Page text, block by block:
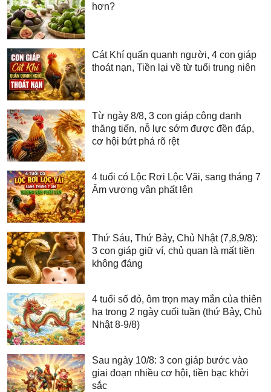
hơn?
Cát Khí quấn quanh người, 4 con giáp
thoát nạn, Tiền lại về từ tuổi trung niên
Từ ngày 8/8, 3 con giáp công danh
thăng tiến, nỗ lực sớm được đền đáp,
cơ hội bứt phá rõ rệt
4 tuổi có Lộc Rơi Lộc Vãi, sang tháng 7
Âm vượng vận phất lên
Thứ Sáu, Thứ Bảy, Chủ Nhật (7,8,9/8):
3 con giáp giữ ví, chủ quan là mất tiền
không đáng
4 tuổi số đỏ, ôm trọn may mắn của thiên
hạ trong 2 ngày cuối tuần (thứ Bảy, Chủ
Nhật 8-9/8)
Sau ngày 10/8: 3 con giáp bước vào
giai đoạn nhiều cơ hội, tiền bạc khởi
sắc